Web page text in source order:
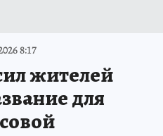
8:17
жителей
для